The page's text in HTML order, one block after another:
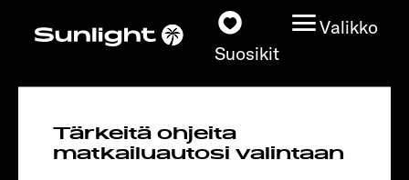
Suosikit
Valikko
Matkailuautot
Tärkeitä ohjeita
matkailuautosi valintaan
I 68Adventure